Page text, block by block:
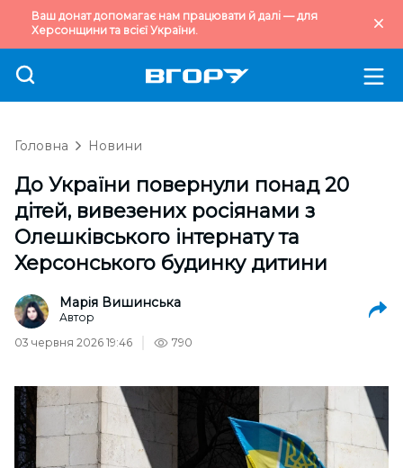
Ваш донат допомагає нам працювати й далі — для
Херсонщини та всієї України.
Головна Новини
До України повернули понад 20
дітей, вивезених росіянами з
Олешківського інтернату та
Херсонського будинку дитини
Марія Вишинська
Автор
03 червня 2026 19:46
790